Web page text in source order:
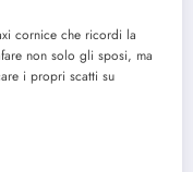
cornice che ricordi la
non solo gli sposi, ma
i propri scatti su